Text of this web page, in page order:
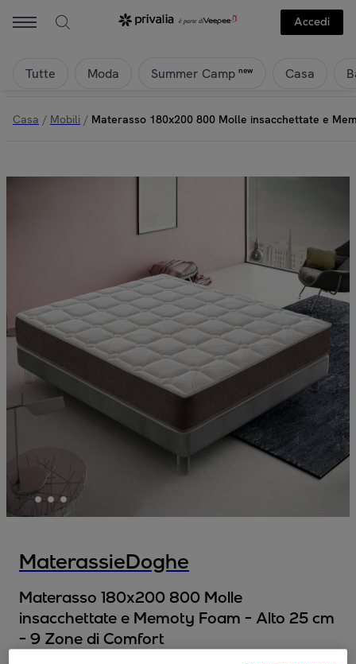
Accedi
Tutte Moda Summer Camp new Casa
Casa / Mobili / Materasso 180x200 800 Molle insacchettate e
MaterassieDoghe
Materasso 180x200 800 Molle
insacchettate e Memoty Foam - Alto 25 cm
- 9 Zone di Comfort
Materasso 180x200 800 Molle